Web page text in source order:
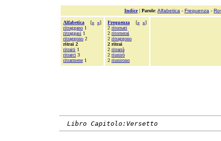
Indice| Parole: Alfabetica - Frequenza -
Alfabetica [« »]
ritraggano 1
ritraggasi 1
ritraggono 2
ritrai 2
ritraiti 1
ritrarci 3
ritrarmene 1
Frequenza [« »]
2 ritornati
2 ritornerai
2 ritraggono
2 ritrai
2 ritrarrà
2 riunirò
2 riunirono
Libro Capitolo:Versetto